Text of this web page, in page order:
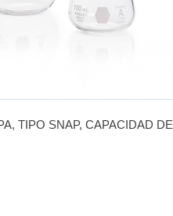
TIPO SNAP, CAPACIDAD DE